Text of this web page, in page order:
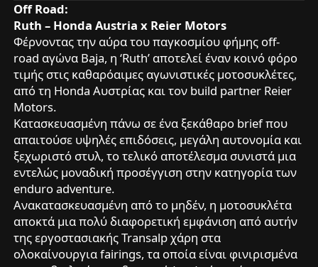
Off Road:
Ruth – Honda Austria x Reier Motors
Φέρνοντας την αύρα του παγκοσμίου φήμης off-
road αγώνα Baja, η ‘Ruth’ αποτελεί έναν κοινό φόρο
τιμής στις καθαρόαιμες αγωνιστικές μοτοσυκλέτες,
από τη Honda Αυστρίας και τον build partner Reier
Motors.
Κατασκευασμένη πάνω σε ένα ξεκάθαρο brief που
απαιτούσε υψηλές επιδόσεις, μεγάλη αυτονομία και
ξεχωριστό στυλ, το τελικό αποτέλεσμα συνιστά μια
εντελώς μοναδική προσέγγιση στην κατηγορία των
enduro adventure.
Ανακατασκευασμένη από το μηδέν, η μοτοσυκλέτα
αποκτά μια πολύ διαφορετική εμφάνιση από αυτήν
της εργοστασιακής Transalp χάρη στα
ολοκαίνουργια fairings, τα οποία είναι φινιρισμένα